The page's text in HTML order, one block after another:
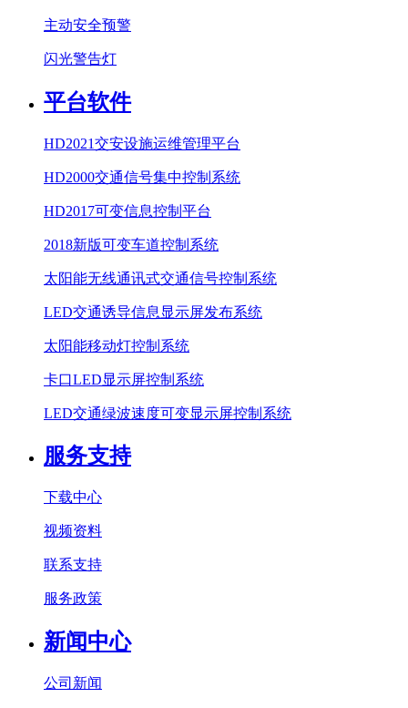
主动安全预警
闪光警告灯
平台软件
HD2021交安设施运维管理平台
HD2000交通信号集中控制系统
HD2017可变信息控制平台
2018新版可变车道控制系统
太阳能无线通讯式交通信号控制系统
LED交通诱导信息显示屏发布系统
太阳能移动灯控制系统
卡口LED显示屏控制系统
LED交通绿波速度可变显示屏控制系统
服务支持
下载中心
视频资料
联系支持
服务政策
新闻中心
公司新闻